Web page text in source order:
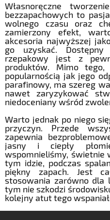
Własnoręczne
bezzapachowych to
wolnego czasu oraz
zamierzony efekt,
akcesoria najwyższej
go uzyskać.
rzepakowy jest z
produktów. Mimo
popularnością jak jego
parafinowy, ma szereg
nawet zaryzykować
niedoceniany wśród
Warto jednak po niego
przyczyn. Przede
zapewnia
jasny i ciepły
wspomnieliśmy, świetnie
tym idzie, podczas
piękny zapach. Jest
stosowania zarówno dla
tym nie szkodzi
kolejny atut tego